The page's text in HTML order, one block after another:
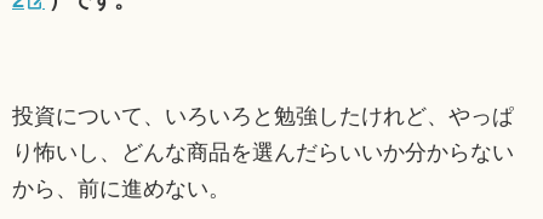
投資について、いろいろと勉強したけれど、やっぱ
り怖いし、どんな商品を選んだらいいか分からない
から、前に進めない。